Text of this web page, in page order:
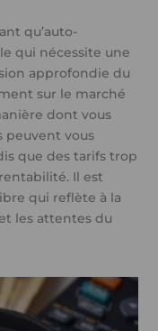
qu’auto-
qui nécessite une
approfondie du
sur le marché
dont vous
peuvent vous
que des tarifs trop
Il est
qui reflète à la
les attentes du